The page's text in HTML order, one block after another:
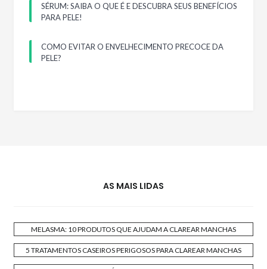
SÉRUM: SAIBA O QUE É E DESCUBRA SEUS BENEFÍCIOS
PARA PELE!
COMO EVITAR O ENVELHECIMENTO PRECOCE DA
PELE?
AS MAIS LIDAS
MELASMA: 10 PRODUTOS QUE AJUDAM A CLAREAR MANCHAS
5 TRATAMENTOS CASEIROS PERIGOSOS PARA CLAREAR MANCHAS